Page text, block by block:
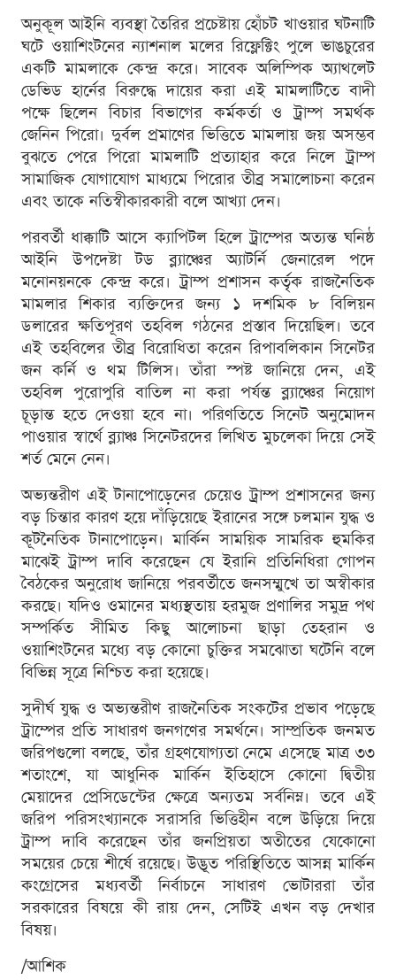
অনুকূল আইনি ব্যবস্থা তৈরির প্রচেষ্টায় হোঁচট খাওয়ার ঘটনাটি
ঘটে ওয়াশিংটনের ন্যাশনাল মলের রিফ্লেক্টিং পুলে ভাঙচুরের
একটি মামলাকে কেন্দ্র করে। সাবেক অলিম্পিক অ্যাথলেট
ডেভিড হার্নের বিরুদ্ধে দায়ের করা এই মামলাটিতে বাদী
পক্ষে ছিলেন বিচার বিভাগের কর্মকর্তা ও ট্রাম্প সমর্থক
জেনিন পিরো। দুর্বল প্রমাণের ভিত্তিতে মামলায় জয় অসম্ভব
বুঝতে পেরে পিরো মামলাটি প্রত্যাহার করে নিলে ট্রাম্প
সামাজিক যোগাযোগ মাধ্যমে পিরোর তীব্র সমালোচনা করেন
এবং তাকে নতিস্বীকারকারী বলে আখ্যা দেন।
পরবর্তী ধাক্কাটি আসে ক্যাপিটল হিলে ট্রাম্পের অত্যন্ত ঘনিষ্ঠ
আইনি উপদেষ্টা টড ব্ল্যাঞ্চের অ্যাটর্নি জেনারেল পদে
মনোনয়নকে কেন্দ্র করে। ট্রাম্প প্রশাসন কর্তৃক রাজনৈতিক
মামলার শিকার ব্যক্তিদের জন্য ১ দশমিক ৮ বিলিয়ন
ডলারের ক্ষতিপূরণ তহবিল গঠনের প্রস্তাব দিয়েছিল। তবে
এই তহবিলের তীব্র বিরোধিতা করেন রিপাবলিকান সিনেটর
জন কর্নি ও থম টিলিস। তাঁরা স্পষ্ট জানিয়ে দেন, এই
তহবিল পুরোপুরি বাতিল না করা পর্যন্ত ব্ল্যাঞ্চের নিয়োগ
চূড়ান্ত হতে দেওয়া হবে না। পরিণতিতে সিনেট অনুমোদন
পাওয়ার স্বার্থে ব্ল্যাঞ্চ সিনেটরদের লিখিত মুচলেকা দিয়ে সেই
শর্ত মেনে নেন।
অভ্যন্তরীণ এই টানাপোড়েনের চেয়েও ট্রাম্প প্রশাসনের জন্য
বড় চিন্তার কারণ হয়ে দাঁড়িয়েছে ইরানের সঙ্গে চলমান যুদ্ধ ও
কূটনৈতিক টানাপোড়েন। মার্কিন সাময়িক সামরিক হুমকির
মাঝেই ট্রাম্প দাবি করেছেন যে ইরানি প্রতিনিধিরা গোপন
বৈঠকের অনুরোধ জানিয়ে পরবর্তীতে জনসম্মুখে তা অস্বীকার
করছে। যদিও ওমানের মধ্যস্থতায় হরমুজ প্রণালির সমুদ্র পথ
সম্পর্কিত সীমিত কিছু আলোচনা ছাড়া তেহরান ও
ওয়াশিংটনের মধ্যে বড় কোনো চুক্তির সমঝোতা ঘটেনি বলে
বিভিন্ন সূত্রে নিশ্চিত করা হয়েছে।
সুদীর্ঘ যুদ্ধ ও অভ্যন্তরীণ রাজনৈতিক সংকটের প্রভাব পড়েছে
ট্রাম্পের প্রতি সাধারণ জনগণের সমর্থনে। সাম্প্রতিক জনমত
জরিপগুলো বলছে, তাঁর গ্রহণযোগ্যতা নেমে এসেছে মাত্র ৩৩
শতাংশে, যা আধুনিক মার্কিন ইতিহাসে কোনো দ্বিতীয়
মেয়াদের প্রেসিডেন্টের ক্ষেত্রে অন্যতম সর্বনিম্ন। তবে এই
জরিপ পরিসংখ্যানকে সরাসরি ভিত্তিহীন বলে উড়িয়ে দিয়ে
ট্রাম্প দাবি করেছেন তাঁর জনপ্রিয়তা অতীতের যেকোনো
সময়ের চেয়ে শীর্ষে রয়েছে। উদ্ভূত পরিস্থিতিতে আসন্ন মার্কিন
কংগ্রেসের মধ্যবর্তী নির্বাচনে সাধারণ ভোটাররা তাঁর
সরকারের বিষয়ে কী রায় দেন, সেটিই এখন বড় দেখার
বিষয়।
/আশিক